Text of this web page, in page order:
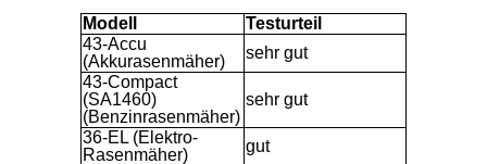
Modell
Testurteil
43-Accu
(Akkurasenmäher)
sehr gut
43-Compact
(SA1460)
(Benzinrasenmäher)
sehr gut
36-EL (Elektro-
Rasenmäher)
gut